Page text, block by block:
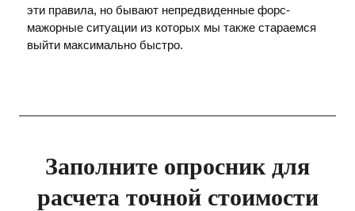
эти правила, но бывают непредвиденные форс-
мажорные ситуации из которых мы также стараемся
выйти максимально быстро.
Заполните опросник для
расчета точной стоимости